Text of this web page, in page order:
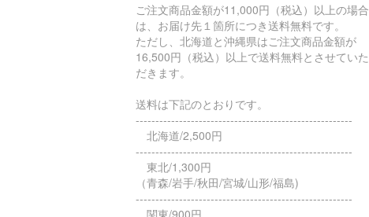
ご注文商品金額が11,000円（税込）以上の場合
は、お届け先１箇所につき送料無料です。
ただし、北海道と沖縄県はご注文商品金額が
16,500円（税込）以上で送料無料とさせていた
だきます。
送料は下記のとおりです。
-------------------------------------------------------
北海道/2,500円
-------------------------------------------------------
東北/1,300円
（青森/岩手/秋田/宮城/山形/福島)
-------------------------------------------------------
関東/900円